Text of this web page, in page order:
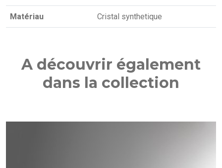
Matériau Cristal synthetique
A découvrir également
dans la collection